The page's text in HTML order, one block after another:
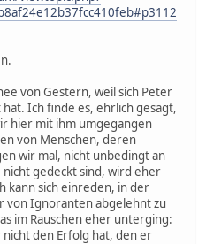
von Gestern, weil sich Peter
Ich finde es, ehrlich gesagt,
hier mit ihm umgegangen
von Menschen, deren
wir mal, nicht unbedingt an
gedeckt sind, wird eher
kann sich einreden, in der
von Ignoranten abgelehnt zu
im Rauschen eher unterging:
den Erfolg hat, den er